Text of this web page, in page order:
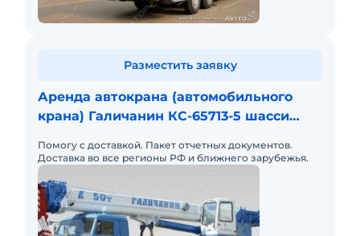
Аренда автокрана (автомобильного
крана) Галичанин КС-65713-5 шасси
Помогу с доставкой. Пакет отчетных документов.
Доставка во все регионы РФ и ближнего зарубежья.
Разместить заявку